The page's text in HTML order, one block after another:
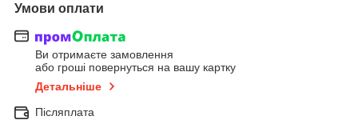
Умови оплати
Ви отримаєте замовлення
або гроші повернуться на вашу картку
Детальніше
Післяплата